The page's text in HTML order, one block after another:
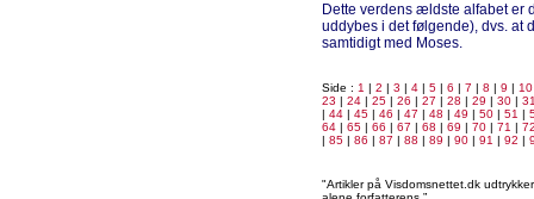
Dette verdens ældste alfabet er
uddybes i det følgende), dvs. at
samtidigt med Moses.
Side : 1 | 2 | 3 | 4 | 5 | 6 | 7 | 8 | 9 | 10
23 | 24 | 25 | 26 | 27 | 28 | 29 | 30 |
| 44 | 45 | 46 | 47 | 48 | 49 | 50 | 51 |
64 | 65 | 66 | 67 | 68 | 69 | 70 | 71 |
| 85 | 86 | 87 | 88 | 89 | 90 | 91 | 92 |
"Artikler på Visdomsnettet.dk